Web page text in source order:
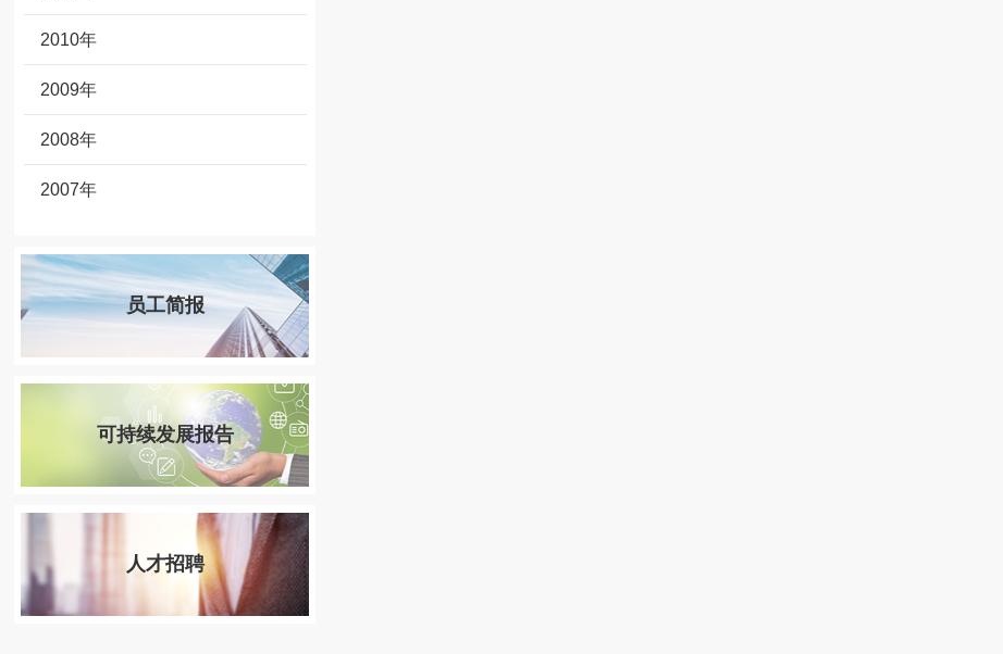
2010年
2009年
2008年
2007年
员工简报
可持续发展报告
人才招聘